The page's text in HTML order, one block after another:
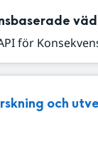
för
och